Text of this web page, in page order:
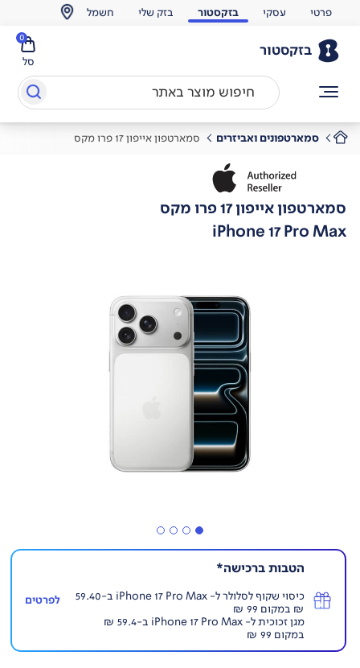
פרטי עסקי בזקסטור בזק שלי חשמל
בזקסטור
סל
0
סמארטפונים ואביזרים סמארטפון אייפון 17 פרו מקס
סמארטפון אייפון 17 פרו מקס
iPhone 17 Pro Max
הטבות ברכישה*
כיסוי שקוף לסלולר ל- iPhone 17 Pro Max ב-59.40
₪ במקום 99 ₪
מגן זכוכית ל- iPhone 17 Pro Max ב-59.4 ₪
במקום 99 ₪
לפרטים